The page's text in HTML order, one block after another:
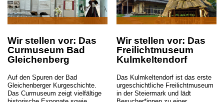
Wir stellen vor: Das
Curmuseum Bad
Gleichenberg
Auf den Spuren der Bad
Gleichenberger Kurgeschichte.
Das Curmuseum zeigt vielfältige
Wir stellen vor: Das
Freilichtmuseum
Kulmkeltendorf
Das Kulmkeltendorf ist das erste
urgeschichtliche Freilichtmuseum
in der Steiermark und lädt